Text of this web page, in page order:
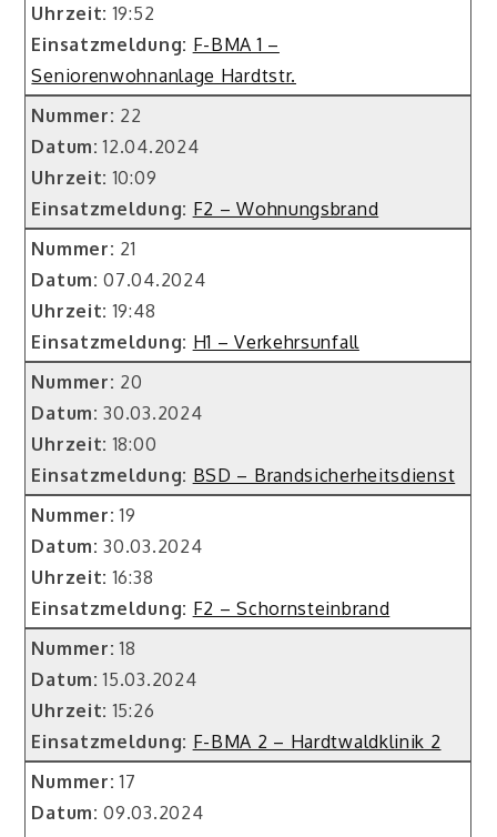
Uhrzeit: 19:52
Einsatzmeldung: F-BMA 1 –
Seniorenwohnanlage Hardtstr.
Nummer: 22
Datum: 12.04.2024
Uhrzeit: 10:09
Einsatzmeldung: F2 – Wohnungsbrand
Nummer: 21
Datum: 07.04.2024
Uhrzeit: 19:48
Einsatzmeldung: H1 – Verkehrsunfall
Nummer: 20
Datum: 30.03.2024
Uhrzeit: 18:00
Einsatzmeldung: BSD – Brandsicherheitsdienst
Nummer: 19
Datum: 30.03.2024
Uhrzeit: 16:38
Einsatzmeldung: F2 – Schornsteinbrand
Nummer: 18
Datum: 15.03.2024
Uhrzeit: 15:26
Einsatzmeldung: F-BMA 2 – Hardtwaldklinik 2
Nummer: 17
Datum: 09.03.2024